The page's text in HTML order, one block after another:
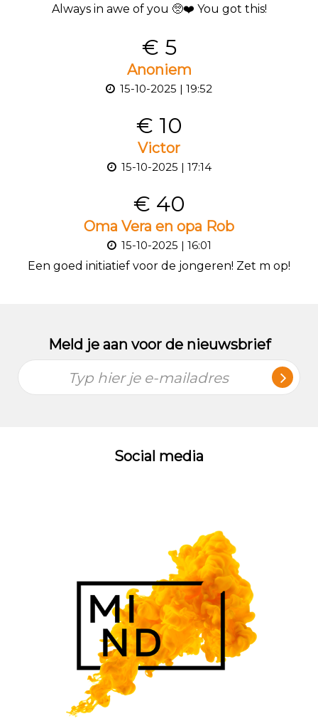
Always in awe of you 🥺❤️ You got this!
€ 5
Anoniem
15-10-2025 | 19:52
€ 10
Victor
15-10-2025 | 17:14
€ 40
Oma Vera en opa Rob
15-10-2025 | 16:01
Een goed initiatief voor de jongeren! Zet m op!
Meld je aan voor de nieuwsbrief
Typ hier je e-mailadres
Social media